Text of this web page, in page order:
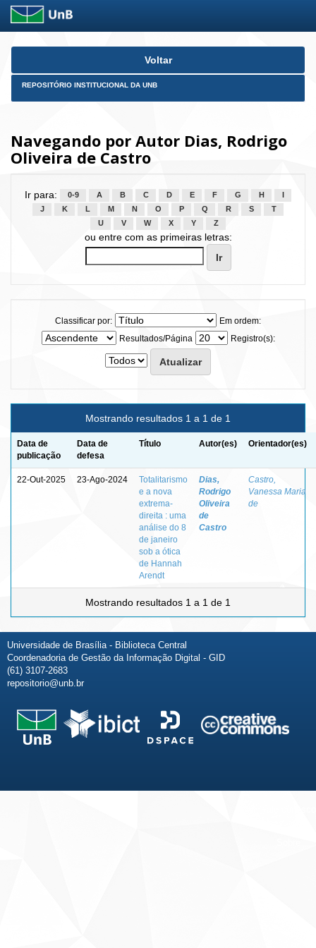
Skip
Voltar
REPOSITÓRIO INSTITUCIONAL DA UNB
Navegando por Autor Dias, Rodrigo
Oliveira de Castro
Ir para: 0-9 A B C D E F G H
J
K L M N O P Q R S
T
U
V W X Y Z
ou entre com as primeiras letras:
Classificar por:
Em ordem:
Resultados/Página
Registro(s):
Mostrando resultados 1 a 1 de 1
Data de
publicação
Data de
defesa
Título Autor(es) Orientador(es)
22-Out-2025 23-Ago-2024
Totalitarismo
e a nova
extrema-
direita : uma
análise do 8
de janeiro
sob a ótica
de Hannah
Arendt
Dias,
Rodrigo
Oliveira
de
Castro
Castro,
Vanessa Maria
de
Mostrando resultados 1 a 1 de 1
Universidade de Brasília - Biblioteca Central
Coordenadoria de Gestão da Informação Digital - GID
(61) 3107-2683
repositorio@unb.br